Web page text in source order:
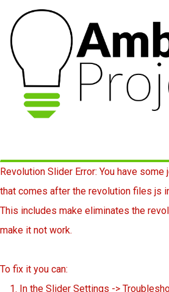
Revolution Slider Error: You have some
that comes after the revolution files js
This includes make eliminates the
make it not work.
To fix it you can:
1. In the Slider Settings ->